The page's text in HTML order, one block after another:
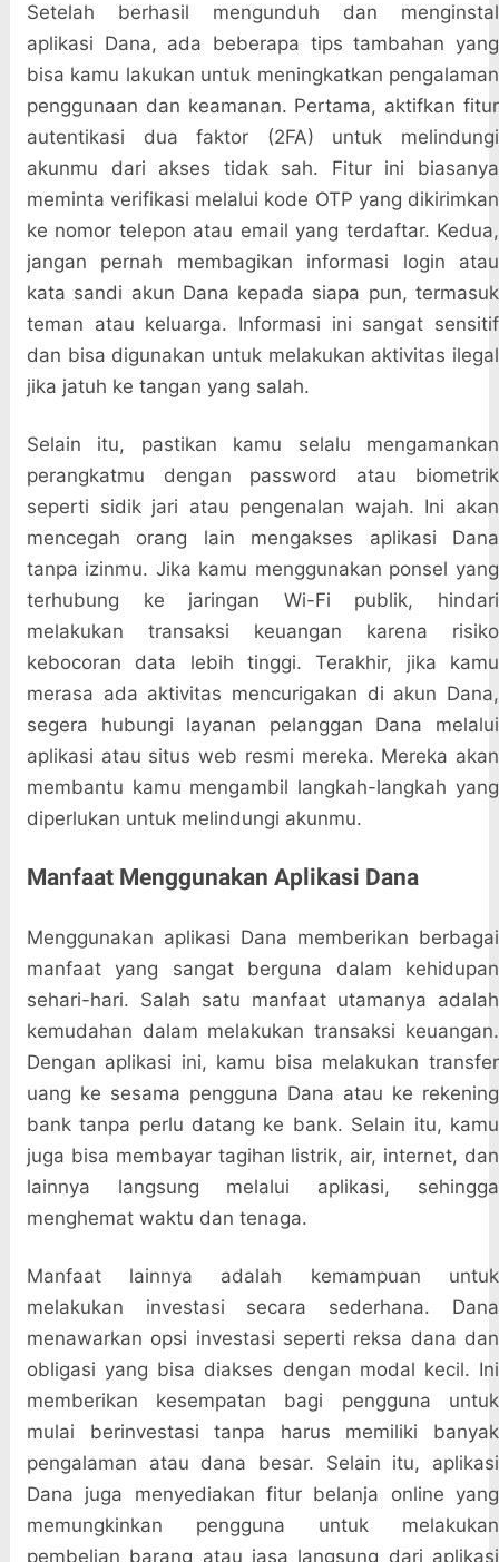
Setelah berhasil mengunduh dan menginstal
aplikasi Dana, ada beberapa tips tambahan yang
bisa kamu lakukan untuk meningkatkan pengalaman
penggunaan dan keamanan. Pertama, aktifkan fitur
autentikasi dua faktor (2FA) untuk melindungi
akunmu dari akses tidak sah. Fitur ini biasanya
meminta verifikasi melalui kode OTP yang dikirimkan
ke nomor telepon atau email yang terdaftar. Kedua,
jangan pernah membagikan informasi login atau
kata sandi akun Dana kepada siapa pun, termasuk
teman atau keluarga. Informasi ini sangat sensitif
dan bisa digunakan untuk melakukan aktivitas ilegal
jika jatuh ke tangan yang salah.
Selain itu, pastikan kamu selalu mengamankan
perangkatmu dengan password atau biometrik
seperti sidik jari atau pengenalan wajah. Ini akan
mencegah orang lain mengakses aplikasi Dana
tanpa izinmu. Jika kamu menggunakan ponsel yang
terhubung ke jaringan Wi-Fi publik, hindari
melakukan transaksi keuangan karena risiko
kebocoran data lebih tinggi. Terakhir, jika kamu
merasa ada aktivitas mencurigakan di akun Dana,
segera hubungi layanan pelanggan Dana melalui
aplikasi atau situs web resmi mereka. Mereka akan
membantu kamu mengambil langkah-langkah yang
diperlukan untuk melindungi akunmu.
Manfaat Menggunakan Aplikasi Dana
Menggunakan aplikasi Dana memberikan berbagai
manfaat yang sangat berguna dalam kehidupan
sehari-hari. Salah satu manfaat utamanya adalah
kemudahan dalam melakukan transaksi keuangan.
Dengan aplikasi ini, kamu bisa melakukan transfer
uang ke sesama pengguna Dana atau ke rekening
bank tanpa perlu datang ke bank. Selain itu, kamu
juga bisa membayar tagihan listrik, air, internet, dan
lainnya langsung melalui aplikasi, sehingga
menghemat waktu dan tenaga.
Manfaat lainnya adalah kemampuan untuk
melakukan investasi secara sederhana. Dana
menawarkan opsi investasi seperti reksa dana dan
obligasi yang bisa diakses dengan modal kecil. Ini
memberikan kesempatan bagi pengguna untuk
mulai berinvestasi tanpa harus memiliki banyak
pengalaman atau dana besar. Selain itu, aplikasi
Dana juga menyediakan fitur belanja online yang
memungkinkan pengguna untuk melakukan
pembelian barang atau jasa langsung dari aplikasi